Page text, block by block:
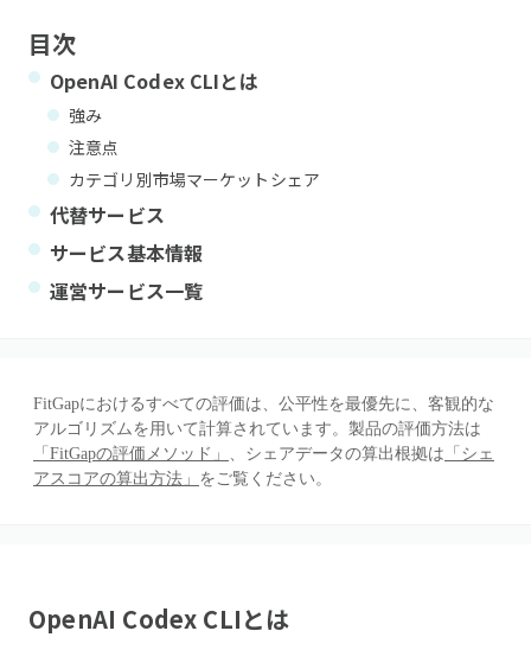
目次
OpenAI Codex CLIとは
強み
注意点
カテゴリ別市場マーケットシェア
代替サービス
サービス基本情報
運営サービス一覧
FitGapにおけるすべての評価は、公平性を最優先に、客観的な
アルゴリズムを用いて計算されています。製品の評価方法は
「FitGapの評価メソッド」 、シェアデータの算出根拠は 「シェ
アスコアの算出方法」 をご覧ください。
OpenAI Codex CLIとは